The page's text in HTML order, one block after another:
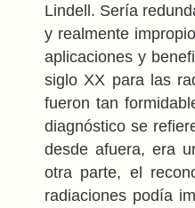
Lindell. Sería
y realmente
aplicaciones y
siglo XX para las
fueron tan
diagnóstico se
desde afuera, era
otra parte, el
radiaciones podía